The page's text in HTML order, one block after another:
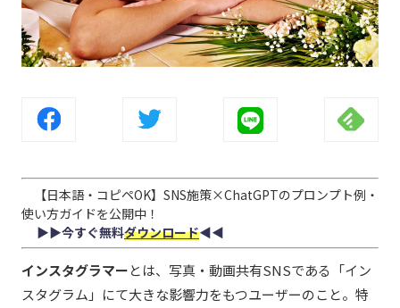
【日本語・コピペOK】SNS施策×ChatGPTのプロンプト例・
使い方ガイドを公開中！
▶︎▶︎今すぐ無料ダウンロード◀︎◀︎
インスタグラマーとは、写真・動画共有SNSである「イン
スタグラム」にて大きな影響力をもつユーザーのこと。特